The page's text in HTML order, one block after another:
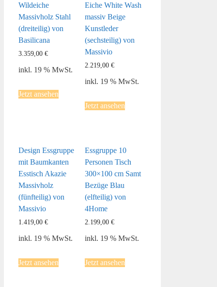
Wildeiche
Massivholz Stahl
(dreiteilig) von
Basilicana
3.359,00 €
inkl. 19 % MwSt.
Jetzt ansehen
Eiche White Wash
massiv Beige
Kunstleder
(sechsteilig) von
Massivio
2.219,00€
inkl. 19 % MwSt.
Jetzt ansehen
Design Essgruppe
mit Baumkanten
Esstisch Akazie
Massivholz
(fünfteilig) von
Massivio
1.419,00 €
inkl. 19 % MwSt.
Jetzt ansehen
Essgruppe 10
Personen Tisch
300×100 cm Samt
Bezüge Blau
(elfteilig) von
4Home
2.199,00€
inkl. 19 % MwSt.
Jetzt ansehen